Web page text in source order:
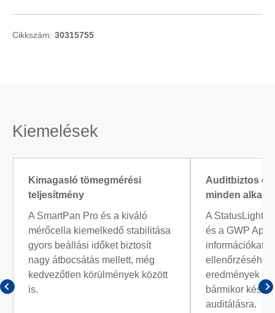
Cikkszám: 30315755
Kiemelések
Kimagasló tömegmérési
teljesítmény
A SmartPan Pro és a kiváló
mérőcella kiemelkedő stabilitása
gyors beállási időket biztosít
nagy átbocsátás mellett, még
kedvezőtlen körülmények között
is.
Auditbiztos
minden
A
és a GWP
információkat
eredmények
bármikor
auditálásra.